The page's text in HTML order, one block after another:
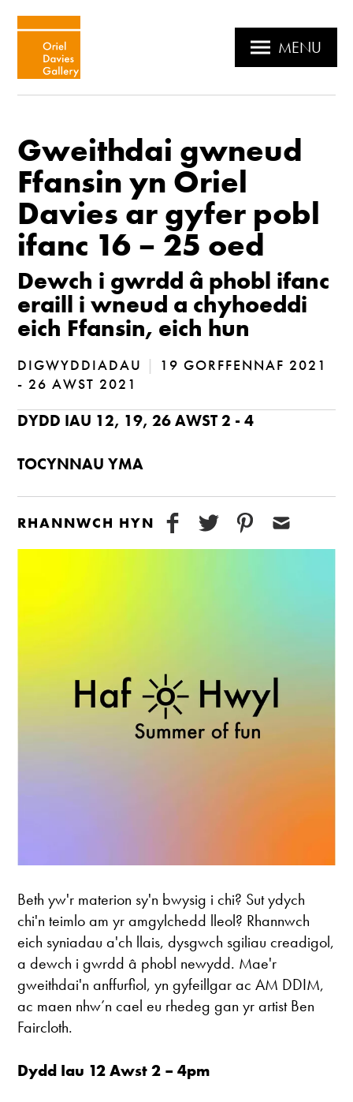
MENU
Gweithdai gwneud
Ffansin yn Oriel
Davies ar gyfer pobl
ifanc 16 – 25 oed
Dewch i gwrdd â phobl ifanc
eraill i wneud a chyhoeddi
eich Ffansin, eich hun
DIGWYDDIADAU |
19 GORFFENNAF 2021
- 26 AWST 2021
DYDD IAU 12, 19, 26 AWST 2 - 4
TOCYNNAU YMA
RHANNWCH HYN
Beth yw'r materion sy'n bwysig i chi? Sut ydych
chi'n teimlo am yr amgylchedd lleol? Rhannwch
eich syniadau a'ch llais, dysgwch sgiliau creadigol,
a dewch i gwrdd â phobl newydd. Mae'r
gweithdai'n anffurfiol, yn gyfeillgar ac AM DDIM,
ac maen nhw’n cael eu rhedeg gan yr artist Ben
Faircloth.
Dydd Iau 12 Awst 2 – 4pm